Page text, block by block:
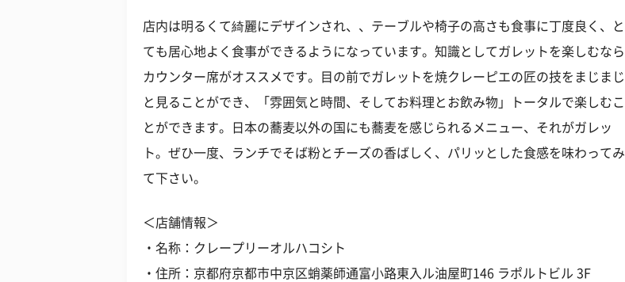
店内は明るくて綺麗にデザインされ、、テーブルや椅子の高さも食事に丁度良く、と
ても居心地よく食事ができるようになっています。知識としてガレットを楽しむなら
カウンター席がオススメです。目の前でガレットを焼クレーピエの匠の技をまじまじ
と見ることができ、「雰囲気と時間、そしてお料理とお飲み物」トータルで楽しむこ
とができます。日本の蕎麦以外の国にも蕎麦を感じられるメニュー、それがガレッ
ト。ぜひ一度、ランチでそば粉とチーズの香ばしく、パリッとした食感を味わってみ
て下さい。
＜店舗情報＞
・名称：クレープリーオルハコシト
・住所：京都府京都市中京区蛸薬師通富小路東入ル油屋町146 ラポルトビル 3F